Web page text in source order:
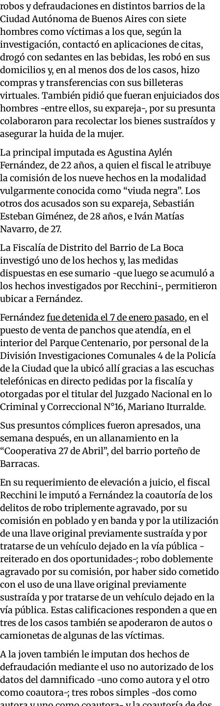
robos y defraudaciones en distintos barrios de la
Ciudad Autónoma de Buenos Aires con siete
hombres como víctimas a los que, según la
investigación, contactó en aplicaciones de citas,
drogó con sedantes en las bebidas, les robó en sus
domicilios y, en al menos dos de los casos, hizo
compras y transferencias con sus billeteras
virtuales. También pidió que fueran enjuiciados dos
hombres -entre ellos, su expareja-, por su presunta
colaboraron para recolectar los bienes sustraídos y
asegurar la huida de la mujer.
La principal imputada es Agustina Aylén
Fernández, de 22 años, a quien el fiscal le atribuye
la comisión de los nueve hechos en la modalidad
vulgarmente conocida como “viuda negra”. Los
otros dos acusados son su expareja, Sebastián
Esteban Giménez, de 28 años, e Iván Matías
Navarro, de 27.
La Fiscalía de Distrito del Barrio de La Boca
investigó uno de los hechos y, las medidas
dispuestas en ese sumario -que luego se acumuló a
los hechos investigados por Recchini-, permitieron
ubicar a Fernández.
Fernándezfue detenida el 7 de enero pasado, en el
puesto de venta de panchos que atendía, en el
interior del Parque Centenario, por personal de la
División Investigaciones Comunales 4 de la Policía
de la Ciudad que la ubicó allí gracias a las escuchas
telefónicas en directo pedidas por la fiscalía y
otorgadas por el titular del Juzgado Nacional en lo
Criminal y Correccional N°16, Mariano Iturralde.
Sus presuntos cómplices fueron apresados, una
semana después, en un allanamiento en la
“Cooperativa 27 de Abril”, del barrio porteño de
Barracas.
En su requerimiento de elevación a juicio, el fiscal
Recchini le imputó a Fernández la coautoría de los
delitos de robo triplemente agravado, por su
comisión en poblado y en banda y por la utilización
de una llave original previamente sustraída y por
tratarse de un vehículo dejado en la vía pública -
reiterado en dos oportunidades-; robo doblemente
agravado por su comisión, por haber sido cometido
con el uso de una llave original previamente
sustraída y por tratarse de un vehículo dejado en la
vía pública. Estas calificaciones responden a que en
tres de los casos también se apoderaron de autos o
camionetas de algunas de las víctimas.
A la joven también le imputan dos hechos de
defraudación mediante el uso no autorizado de los
datos del damnificado -uno como autora y el otro
como coautora-; tres robos simples -dos como